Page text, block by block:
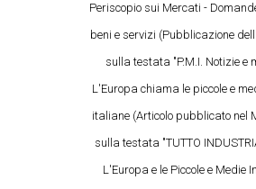
Periscopio sui Mercati -
beni e servizi (Pubblicazione
sulla testata "P.M.I. Notizie e
L'Europa chiama le piccole e
italiane (Articolo pubblicato nel
sulla testata "TUTTO
L'Europa e le Piccole e Medie